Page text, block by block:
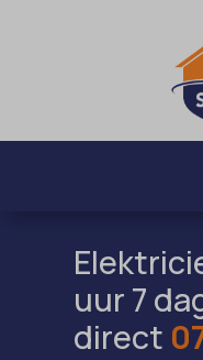
uur 7
direct